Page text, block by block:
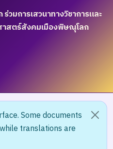
มการเสวนาทางวิชาการและ
าสตร์สังคมเมืองพิษณุโลก
Some documents
translations are